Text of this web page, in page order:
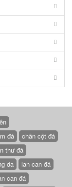
đá
chân cột đá
thư đá
da
lan can đá
can đá